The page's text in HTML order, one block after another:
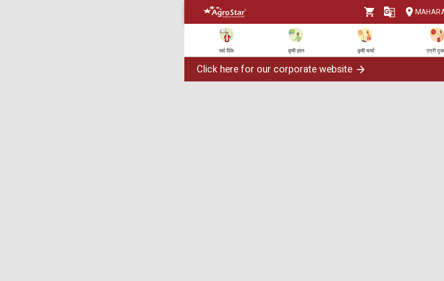
सर्व पिके कृषी ज्ञान कृषी चर्चा एग्री
Click here for our corporate website